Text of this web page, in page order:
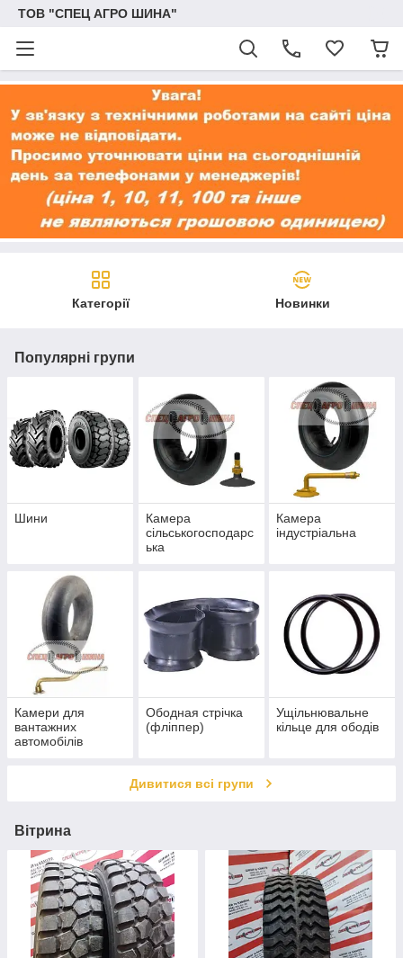
ТОВ "СПЕЦ АГРО ШИНА"
Категорії Новинки
Популярні групи
Шини
Камера
сільськогосподарс
ька
Камера
індустріальна
Камери для
вантажних
автомобілів
Ободная стрічка
(фліппер)
Ущільнювальне
кільце для ободів
Дивитися всі групи
Вітрина